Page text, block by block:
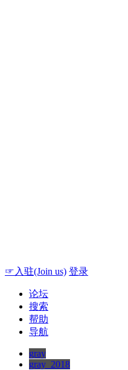
☞入驻(Join us) 登录
论坛
搜索
帮助
导航
gray
gray_2018